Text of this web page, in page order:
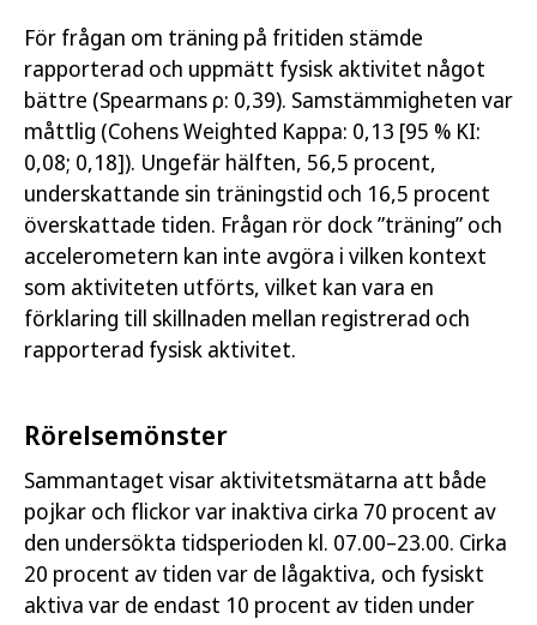
För frågan om träning på fritiden stämde
rapporterad och uppmätt fysisk aktivitet något
bättre (Spearmans ρ: 0,39). Samstämmigheten var
måttlig (Cohens Weighted Kappa: 0,13 [95 % KI:
0,08; 0,18]). Ungefär hälften, 56,5 procent,
underskattande sin träningstid och 16,5 procent
överskattade tiden. Frågan rör dock ”träning” och
accelerometern kan inte avgöra i vilken kontext
som aktiviteten utförts, vilket kan vara en
förklaring till skillnaden mellan registrerad och
rapporterad fysisk aktivitet.
Rörelsemönster
Sammantaget visar aktivitetsmätarna att både
pojkar och flickor var inaktiva cirka 70 procent av
den undersökta tidsperioden kl. 07.00–23.00. Cirka
20 procent av tiden var de lågaktiva, och fysiskt
aktiva var de endast 10 procent av tiden under